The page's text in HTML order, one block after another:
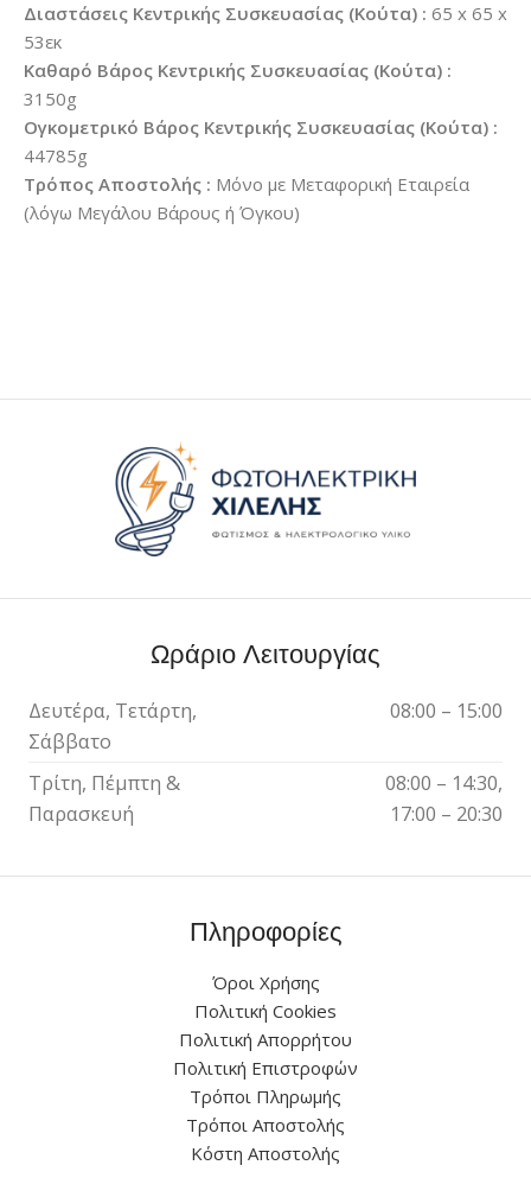
Διαστάσεις Κεντρικής Συσκευασίας (Κούτα) : 65 x 65 x
53εκ
Καθαρό Βάρος Κεντρικής Συσκευασίας (Κούτα) :
3150g
Ογκομετρικό Βάρος Κεντρικής Συσκευασίας (Κούτα) :
44785g
Τρόπος Αποστολής : Μόνο με Μεταφορική Εταιρεία
(λόγω Μεγάλου Βάρους ή Όγκου)
Ωράριο Λειτουργίας
Δευτέρα, Τετάρτη,
Σάββατο
08:00 – 15:00
Τρίτη, Πέμπτη &
Παρασκευή
08:00 – 14:30,
17:00 – 20:30
Πληροφορίες
Όροι Χρήσης
Πολιτική Cookies
Πολιτική Απορρήτου
Πολιτική Επιστροφών
Τρόποι Πληρωμής
Τρόποι Αποστολής
Κόστη Αποστολής